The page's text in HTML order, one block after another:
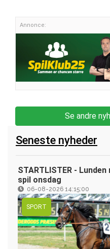
Annonce:
Se andre
Seneste nyheder
STARTLISTER -
spil onsdag
06-08-2026 14:15:00
SPORT